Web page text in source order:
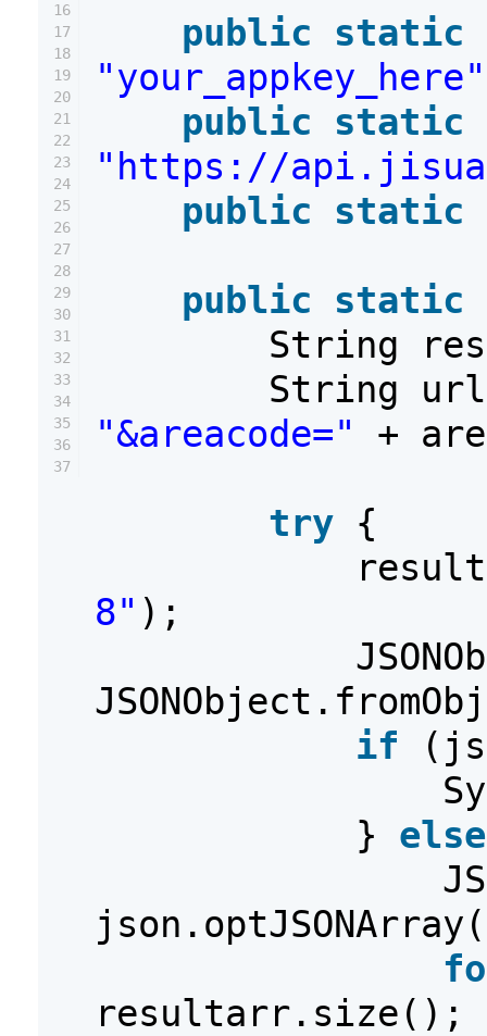
16
17
18
19
20
21
22
23
24
25
26
27
28
29
30
31
32
33
34
35
36
37
public static
"your_appkey_here"
public static
"https://
public static
public static
String
String
"&areacode="
+
try {
8" );
if
} else
json.optJSONArray(
resultarr.size();